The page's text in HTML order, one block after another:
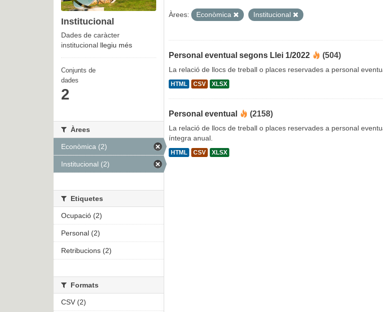
Àrees: Econòmica Institucional
Personal eventual segons Llei 1/2022 (504)
La relació de llocs de treball o places reservades a personal
HTML CSV XLSX
Personal eventual (2158)
La relació de llocs de treball o places reservades a personal
íntegra anual.
HTML CSV XLSX
Institucional
Dades de caràcter
institucional llegiu més
Conjunts de
dades
2
Àrees
Econòmica (2)
Institucional (2)
Etiquetes
Ocupació (2)
Personal (2)
Retribucions (2)
Formats
CSV (2)